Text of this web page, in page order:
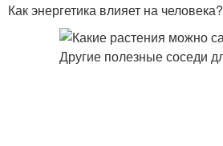
Как энергетика влияет на человека?